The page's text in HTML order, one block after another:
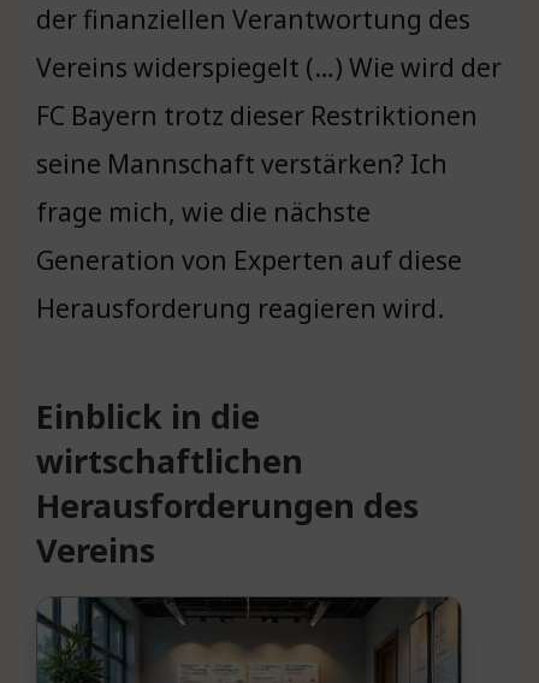
der finanziellen Verantwortung des
Vereins widerspiegelt (…) Wie wird der
FC Bayern trotz dieser Restriktionen
seine Mannschaft verstärken? Ich
frage mich, wie die nächste
Generation von Experten auf diese
Herausforderung reagieren wird.
Einblick in die
wirtschaftlichen
Herausforderungen des
Vereins